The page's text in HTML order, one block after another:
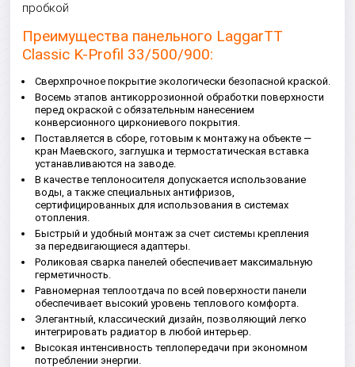
пробкой
Преимущества панельного LaggarTT
Classic K-Profil 33/500/900:
Сверхпрочное покрытие экологически безопасной краской.
Восемь этапов антикоррозионной обработки поверхности
перед окраской с обязательным нанесением
конверсионного циркониевого покрытия.
Поставляется в сборе, готовым к монтажу на объекте —
кран Маевского, заглушка и термостатическая вставка
устанавливаются на заводе.
В качестве теплоносителя допускается использование
воды, а также специальных антифризов,
сертифицированных для использования в системах
отопления.
Быстрый и удобный монтаж за счет системы крепления
за передвигающиеся адаптеры.
Роликовая сварка панелей обеспечивает максимальную
герметичность.
Равномерная теплоотдача по всей поверхности панели
обеспечивает высокий уровень теплового комфорта.
Элегантный, классический дизайн, позволяющий легко
интегрировать радиатор в любой интерьер.
Высокая интенсивность теплопередачи при экономном
потреблении энергии.